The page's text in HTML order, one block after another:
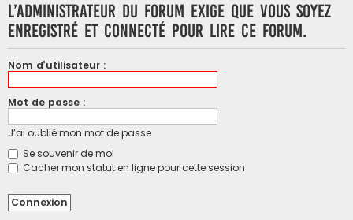
L’administrateur du forum exige que vous soyez
enregistré et connecté pour lire ce forum.
Nom d’utilisateur :
Mot de passe :
J’ai oublié mon mot de passe
Se souvenir de moi
Cacher mon statut en ligne pour cette session